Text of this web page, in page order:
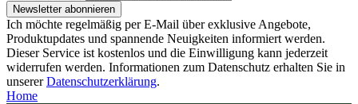
Newsletter abonnieren
Ich möchte regelmäßig per E-Mail über exklusive Angebote,
Produktupdates und spannende Neuigkeiten informiert werden.
Dieser Service ist kostenlos und die Einwilligung kann jederzeit
widerrufen werden. Informationen zum Datenschutz erhalten Sie in
unsererDatenschutzerklärung.
Home